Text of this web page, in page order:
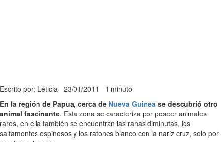
Escrito por: Leticia 23/01/2011 1 minuto
En la región de Papua, cerca de Nueva Guinea se descubrió otro
animal fascinante. Esta zona se caracteriza por poseer animales
raros, en ella también se encuentran las ranas diminutas, los
saltamontes espinosos y los ratones blanco con la nariz cruz, solo por